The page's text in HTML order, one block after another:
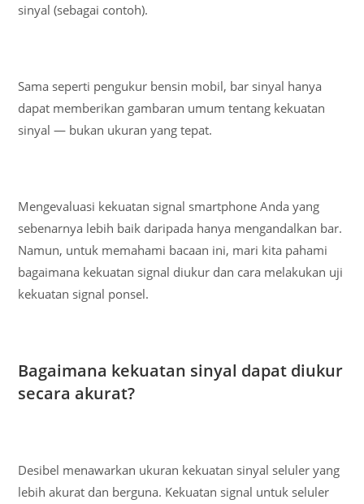
sinyal (sebagai contoh).
Sama seperti pengukur bensin mobil, bar sinyal hanya
dapat memberikan gambaran umum tentang kekuatan
sinyal — bukan ukuran yang tepat.
Mengevaluasi kekuatan signal smartphone Anda yang
sebenarnya lebih baik daripada hanya mengandalkan bar.
Namun, untuk memahami bacaan ini, mari kita pahami
bagaimana kekuatan signal diukur dan cara melakukan uji
kekuatan signal ponsel.
Bagaimana kekuatan sinyal dapat diukur
secara akurat?
Desibel menawarkan ukuran kekuatan sinyal seluler yang
lebih akurat dan berguna. Kekuatan signal untuk seluler